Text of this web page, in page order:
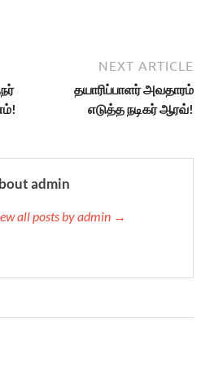
NEXT ARTICLE
தயாரிப்பாளர் அவதாரம்
எடுத்த நடிகர் ஆரவ்!
admin
all posts by admin →